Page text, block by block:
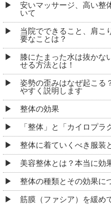
安いマッサージ、高い整
いて
当院でできること、肩こ
要なことは？
膝にたまった水は抜かな
せる方法とは！
姿勢の歪みはなぜ起こる
やすく説明します
整体の効果
「整体」と「カイロプラ
整体に着ていくべき服装
美容整体とは？本当に効
整体の種類とその効果に
筋膜（ファシア）を緩め